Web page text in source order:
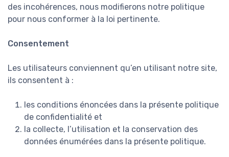
des incohérences, nous modifierons notre politique
pour nous conformer à la loi pertinente.
Consentement
Les utilisateurs conviennent qu’en utilisant notre site,
ils consentent à :
les conditions énoncées dans la présente politique
de confidentialité et
la collecte, l’utilisation et la conservation des
données énumérées dans la présente politique.